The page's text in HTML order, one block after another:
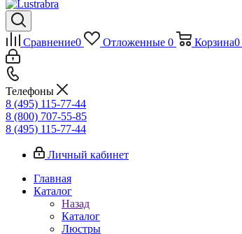
Сравнение0 Отложенные 0 Корзина0
Телефоны
8 (495) 115-77-44
8 (800) 707-55-85
8 (495) 115-77-44
Личный кабинет
Главная
Каталог
Назад
Каталог
Люстры